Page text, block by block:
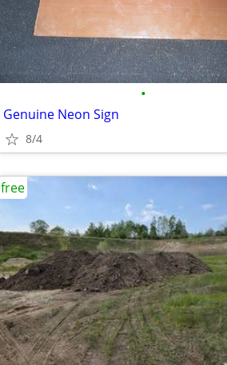
•
Genuine Neon Sign
8/4
free